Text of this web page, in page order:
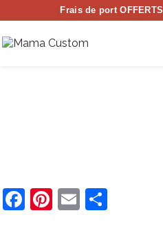
Frais de port
Facebook
Pinterest
Email